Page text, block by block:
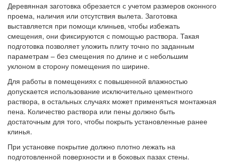
Деревянная заготовка обрезается с учетом размеров оконного
проема, наличия или отсутствия вылета. Заготовка
выставляется при помощи клиньев, чтобы избежать
смещения, они фиксируются с помощью раствора. Такая
подготовка позволяет уложить плиту точно по заданным
параметрам – без смещения по длине и с небольшим
уклоном в сторону помещения по ширине.
Для работы в помещениях с повышенной влажностью
допускается использование исключительно цементного
раствора, в остальных случаях может применяться монтажная
пена. Количество раствора или пены должно быть
достаточным для того, чтобы покрыть установленные ранее
клинья.
При установке покрытие должно плотно лежать на
подготовленной поверхности и в боковых пазах стены.